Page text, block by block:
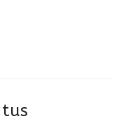
tus